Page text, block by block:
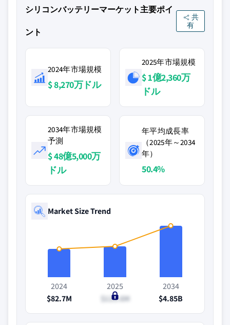
シリコンバッテリーマーケット主要ポイ
ント
共
有
2024年市場規模
$ 8,270万ドル
2025年市場規模
$ 1億2,360万
ドル
2034年市場規模
予測
$ 48億5,000万
ドル
年平均成長率
（2025年～2034
年）
50.4%
Market Size Trend
2024
$82.7M
2025
$123.6M
2034
$4.85B